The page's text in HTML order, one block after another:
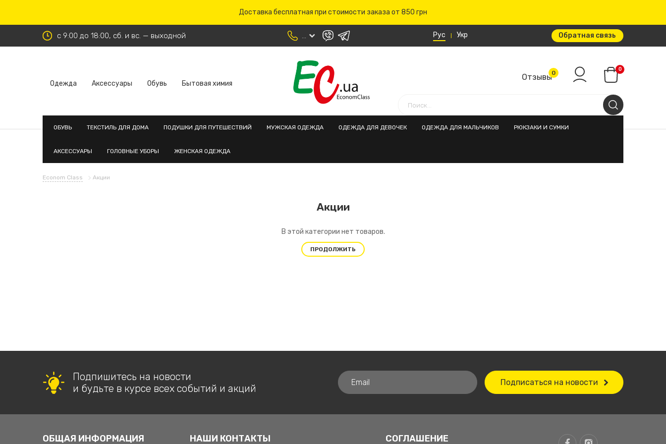
Доставка бесплатная при стоимости заказа от 850 грн
с 9:00 до 18:00, сб. и вс. — выходной ... Рус Укр Обратная связь
Одежда Аксессуары Обувь Бытовая химия
Отзывы0
0
ОБУВЬ ТЕКСТИЛЬ ДЛЯ ДОМА ПОДУШКИ ДЛЯ ПУТЕШЕСТВИЙ МУЖСКАЯ ОДЕЖДА ОДЕЖДА ДЛЯ ДЕВОЧЕК ОДЕЖДА ДЛЯ МАЛЬЧИКОВ РЮКЗАКИ И СУМКИ
АКСЕССУАРЫ ГОЛОВНЫЕ УБОРЫ ЖЕНСКАЯ ОДЕЖДА
Econom Class Акции
Акции
В этой категории нет товаров.
ПРОДОЛЖИТЬ
Подпишитесь на новости
и будьте в курсе всех событий и акций
Подписаться на новости
ОБЩАЯ ИНФОРМАЦИЯ НАШИ КОНТАКТЫ СОГЛАШЕНИЕ